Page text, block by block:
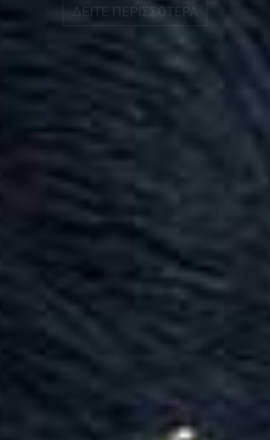
ΔΕΙΤΕ ΠΕΡΙΣΣΟΤΕΡΑ